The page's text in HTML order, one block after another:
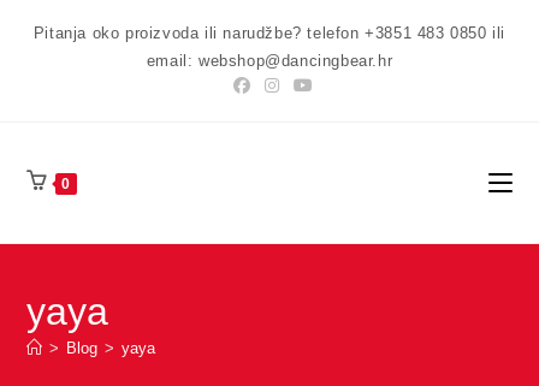
Pitanja oko proizvoda ili narudžbe? telefon +3851 483 0850 ili
email: webshop@dancingbear.hr
0
yaya
> Blog > yaya